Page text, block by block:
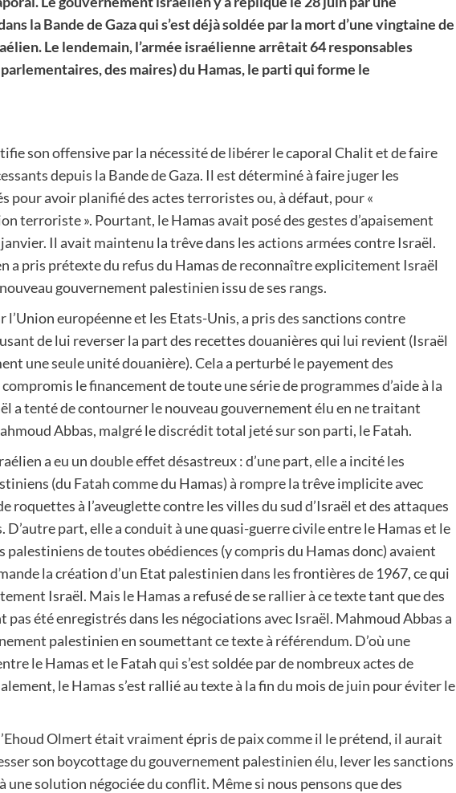
la Bande de Gaza qui s’est déjà soldée par la mort d’une vingtaine de
Le lendemain, l’armée israélienne arrêtait 64 responsables
des maires) du Hamas, le parti qui forme le
son offensive par la nécessité de libérer le caporal Chalit et de faire
depuis la Bande de Gaza. Il est déterminé à faire juger les
pour avoir planifié des actes terroristes ou, à défaut, pour «
terroriste ». Pourtant, le Hamas avait posé des gestes d’apaisement
Il avait maintenu la trêve dans les actions armées contre Israël.
a pris prétexte du refus du Hamas de reconnaître explicitement Israël
gouvernement palestinien issu de ses rangs.
l’Union européenne et les Etats-Unis, a pris des sanctions contre
de lui reverser la part des recettes douanières qui lui revient (Israël
une seule unité douanière). Cela a perturbé le payement des
le financement de toute une série de programmes d’aide à la
a tenté de contourner le nouveau gouvernement élu en ne traitant
Abbas, malgré le discrédit total jeté sur son parti, le Fatah.
a eu un double effet désastreux : d’une part, elle a incité les
(du Fatah comme du Hamas) à rompre la trêve implicite avec
roquettes à l’aveuglette contre les villes du sud d’Israël et des attaques
D’autre part, elle a conduit à une quasi-guerre civile entre le Hamas et le
palestiniens de toutes obédiences (y compris du Hamas donc) avaient
la création d’un Etat palestinien dans les frontières de 1967, ce qui
Israël. Mais le Hamas a refusé de se rallier à ce texte tant que des
pas été enregistrés dans les négociations avec Israël. Mahmoud Abbas a
palestinien en soumettant ce texte à référendum. D’où une
le Hamas et le Fatah qui s’est soldée par de nombreux actes de
le Hamas s’est rallié au texte à la fin du mois de juin pour éviter le
Olmert était vraiment épris de paix comme il le prétend, il aurait
son boycottage du gouvernement palestinien élu, lever les sanctions
une solution négociée du conflit. Même si nous pensons que des